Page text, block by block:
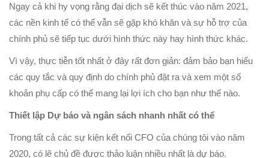
Ngay cả khi hy vọng rằng đại dịch sẽ kết thúc vào năm 2021,
các nền kinh tế có thể vẫn sẽ gặp khó khăn và sự hỗ trợ của
chính phủ sẽ tiếp tục dưới hình thức này hay hình thức khác.
Vì vậy, thực tiễn tốt nhất ở đây rất đơn giản: đảm bảo bạn hiểu
các quy tắc và quy định do chính phủ đặt ra và xem một số
khoản phụ cấp có thể mang lại lợi ích cho bạn như thế nào.
Thiết lập Dự báo và ngân sách nhanh nhất có thể
Trong tất cả các sự kiện kết nối CFO của chúng tôi vào năm
2020, có lẽ chủ đề được thảo luận nhiều nhất là dự báo.